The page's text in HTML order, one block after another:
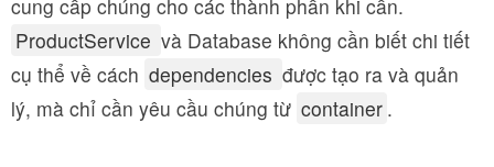
cung cấp chúng cho các thành phần khi cần.
ProductService và Database không cần biết chi tiết
cụ thể về cách dependencies được tạo ra và quản
lý, mà chỉ cần yêu cầu chúng từ container .